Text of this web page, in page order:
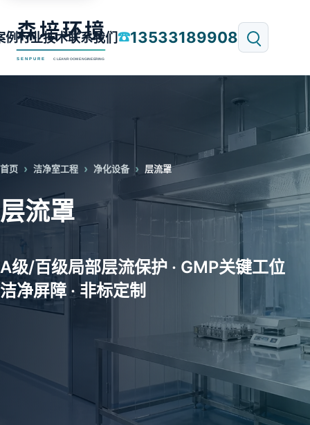
例行业技术联系我们☎13533189908
首页 洁净室工程 净化设备 层流罩
层流罩
A级/百级局部层流保护 · GMP关键工位
洁净屏障 · 非标定制